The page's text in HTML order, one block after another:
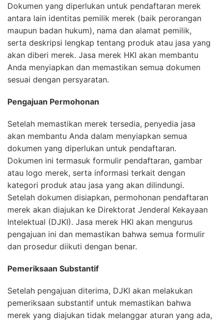
Dokumen yang diperlukan untuk pendaftaran merek
antara lain identitas pemilik merek (baik perorangan
maupun badan hukum), nama dan alamat pemilik,
serta deskripsi lengkap tentang produk atau jasa yang
akan diberi merek. Jasa merek HKI akan membantu
Anda menyiapkan dan memastikan semua dokumen
sesuai dengan persyaratan.
Pengajuan Permohonan
Setelah memastikan merek tersedia, penyedia jasa
akan membantu Anda dalam menyiapkan semua
dokumen yang diperlukan untuk pendaftaran.
Dokumen ini termasuk formulir pendaftaran, gambar
atau logo merek, serta informasi terkait dengan
kategori produk atau jasa yang akan dilindungi.
Setelah dokumen disiapkan, permohonan pendaftaran
merek akan diajukan ke Direktorat Jenderal Kekayaan
Intelektual (DJKI). Jasa merek HKI akan mengurus
pengajuan ini dan memastikan bahwa semua formulir
dan prosedur diikuti dengan benar.
Pemeriksaan Substantif
Setelah pengajuan diterima, DJKI akan melakukan
pemeriksaan substantif untuk memastikan bahwa
merek yang diajukan tidak melanggar aturan yang ada,